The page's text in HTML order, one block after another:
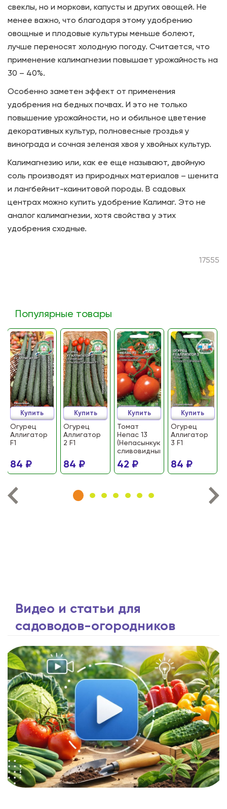
свеклы, но и моркови, капусты и других овощей. Не
менее важно, что благодаря этому удобрению
овощные и плодовые культуры меньше болеют,
лучше переносят холодную погоду. Считается, что
применение калимагнезии повышает урожайность на
30 – 40%.
Особенно заметен эффект от применения
удобрения на бедных почвах. И это не только
повышение урожайности, но и обильное цветение
декоративных культур, полновесные гроздья у
винограда и сочная зеленая хвоя у хвойных культур.
Калимагнезию или, как ее еще называют, двойную
соль производят из природных материалов – шенита
и лангбейнит-каинитовой породы. В садовых
центрах можно купить удобрение Калимаг. Это не
аналог калимагнезии, хотя свойства у этих
удобрения сходные.
17555
Популярные товары
Огурец
Аллигатор
F1
84 ₽
Купить
Огурец
Аллигатор
2 F1
84 ₽
Купить
Томат
Непас 13
(Непасынкующийся
сливовидный)
42 ₽
Купить
Огурец
Аллигатор
3 F1
84 ₽
Купить
Видео и статьи для
садоводов-огородников